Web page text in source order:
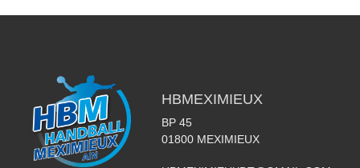
HBMEXIMIEUX
BP 45
01800 MEXIMIEUX